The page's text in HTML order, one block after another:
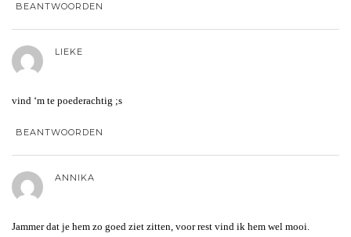
BEANTWOORDEN
LIEKE
vind ‘m te poederachtig ;s
BEANTWOORDEN
ANNIKA
Jammer dat je hem zo goed ziet zitten, voor rest vind ik hem wel mooi.